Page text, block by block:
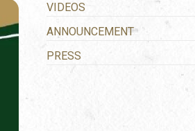
VIDEOS
ANNOUNCEMENT
PRESS